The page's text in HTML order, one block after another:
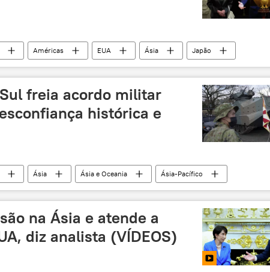
Américas EUA Ásia
Japão
investimento
Donald Trump
freia acordo militar
histórica e
Ásia Ásia e Oceania
Ásia-Pacífico
Coreia do Sul tensão militar
tensão regional
na Ásia e atende a
diz analista (VÍDEOS)